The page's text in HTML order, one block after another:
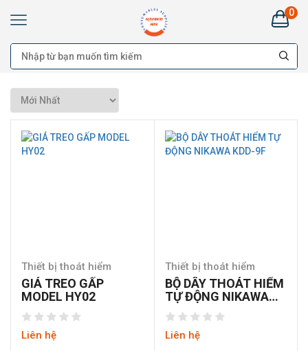
Kim
Khí
HANKO
HÀ
buôn
Đại
lý
Cung
cấp
0
Thiết bị thoát hiểm
GIÁ TREO GẤP
MODEL HY02
Liên hệ
Thiết bị thoát hiểm
BỘ DÂY THOÁT HIỂM
TỰ ĐỘNG NIKAWA
KDD-9F
Liên hệ